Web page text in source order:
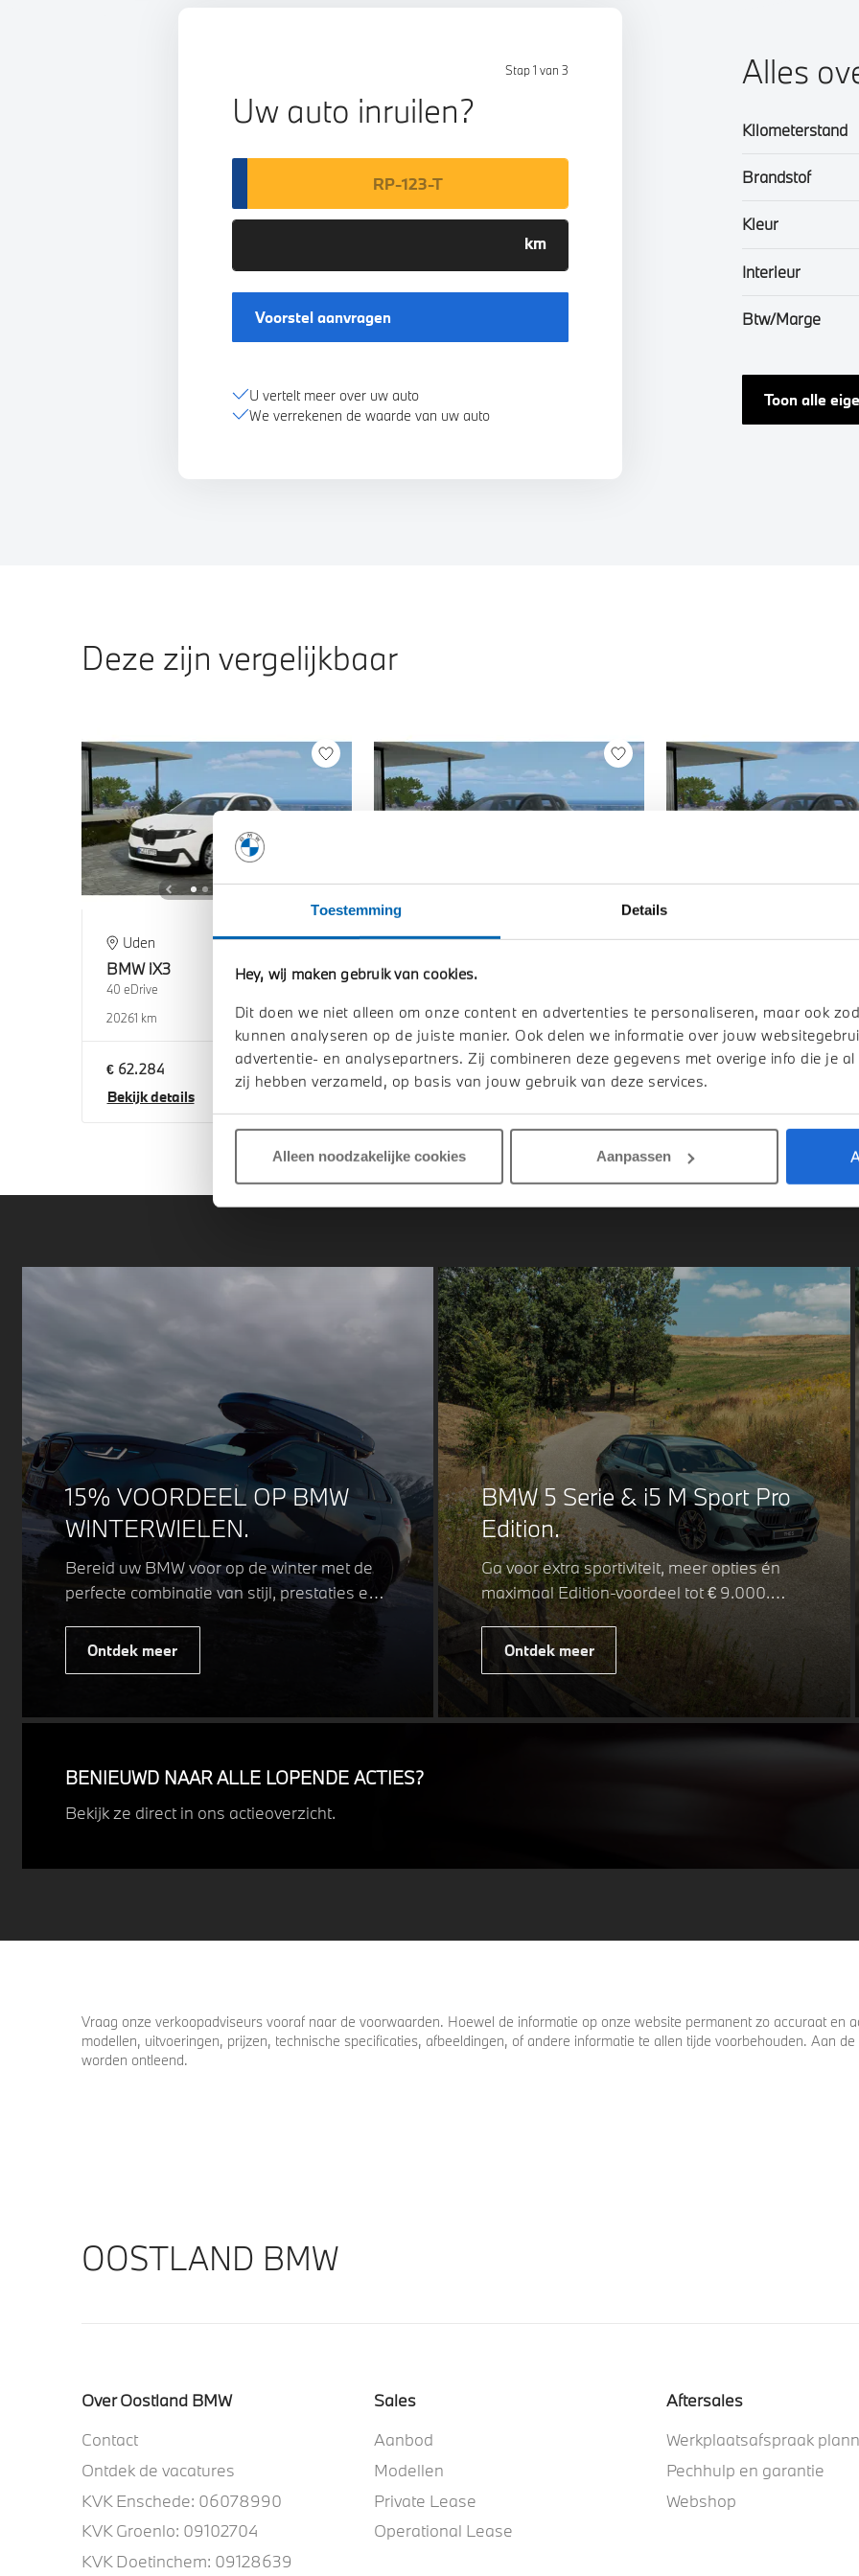
Toestemming Details
Hey, wij maken gebruik van cookies.
Dit doen we niet alleen om onze content en advertenties te personaliseren, maar ook
kunnen analyseren op de juiste manier. Ook delen we informatie over jouw
advertentie- en analysepartners. Zij combineren deze gegevens met overige info die je
zij hebben verzameld, op basis van jouw gebruik van deze services.
Alleen noodzakelijke cookies Aanpassen
Stap 1 van 3
Uw auto inruilen?
Voorstel aanvragen
U vertelt meer over uw auto
We verrekenen de waarde van uw auto
Alles
Kilometerstand
Brandstof
Kleur
Interieur
Btw/Marge
Toon alle
Deze zijn vergelijkbaar
Uden
BMW iX3
40 eDrive
20261 km
€ 62.284
Bekijk details
Eindhoven
BMWiX3
20261 km
€ 62.914
Uden
20261 km
€ 63.308
15% VOORDEEL OP BMW
WINTERWIELEN.
Bereid uw BMW voor op de winter met de
perfecte combinatie van stijl, prestaties en
of elegante look, onze winterwielen zijn
uitdagende weersomstandigheden.
Ontdek meer
BMW 5 Serie & i5 M Sport Pro
Edition.
Ga voor extra sportiviteit, meer opties én
maximaal Edition-voordeel tot € 9.000.
Fiscaal leverbaar vanaf € 75.347. Met de
BMW 5 Serie & i5 M Sport Pro Edition kiest
u voor een rijk uitgeruste uitvoering waarin
juist de details het verschil maken. De
details die ervoor zorgen dat u nog één
keer omkijkt voordat u verder loopt.
Ontdek meer
BENIEUWD NAAR ALLE LOPENDE ACTIES?
Bekijk ze direct in ons actieoverzicht.
Vraag onze verkoopadviseurs vooraf naar de voorwaarden. Hoewel de informatie op onze website permanent zo accuraat en
modellen, uitvoeringen, prijzen, technische specificaties, afbeeldingen, of andere informatie te allen tijde voorbehouden. Aan
worden ontleend.
OOSTLAND BMW
Over Oostland BMW
Contact
Ontdek de vacatures
KVK Enschede: 06078990
KVK Groenlo: 09102704
KVK Doetinchem: 09128639
Sales
Aanbod
Modellen
Private Lease
Operational Lease
Aftersales
Werkplaatsafspraak
Pechhulp en garantie
Webshop